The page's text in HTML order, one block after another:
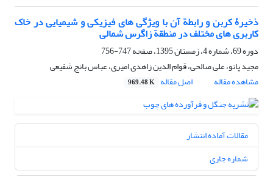
ذخیرۀ کربن و رابطة آن با ویژگی های فیزیکی و شیمیایی در خاک
کاربری های مختلف در منطقة زاگرس شمالی
دوره 69، شماره 4، زمستان 1395، صفحه
747-756
مجید پاتو، علی صالحی، قوام الدین زاهدی امیری، عباس بانج شفیعی
مشاهده مقاله
اصل مقاله 969.48 K
مقالات آماده انتشار
شماره جاری